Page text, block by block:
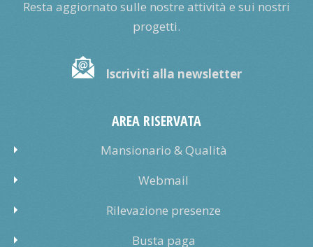
Resta aggiornato sulle nostre attività e sui nostri
progetti.
Iscriviti alla newsletter
AREA RISERVATA
Mansionario & Qualità
Webmail
Rilevazione presenze
Busta paga